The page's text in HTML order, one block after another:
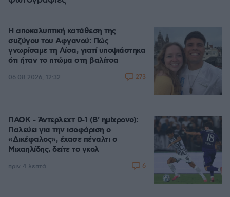
Η αποκαλυπτική κατάθεση της
συζύγου του Αφγανού: Πώς
γνωρίσαμε τη Λίσα, γιατί υποψιάστηκα
ότι ήταν το πτώμα στη βαλίτσα
06.08.2026, 12:32 273
ΠΑΟΚ - Άντερλεχτ 0-1 (Β' ημίχρονο):
Παλεύει για την ισοφάριση ο
«Δικέφαλος», έχασε πέναλτι ο
Μιχαηλίδης, δείτε το γκολ
πριν 4 λεπτά 6